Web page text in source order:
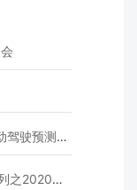
模型挑战赛
度开源峰会